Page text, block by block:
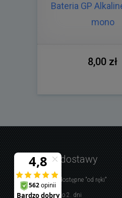
Bateria GP
mono
8,00 zł
Warunki dostawy
Produkty dostępne "od ręki"
Dostawa do 2. dni